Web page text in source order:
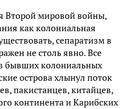
Второй мировой войны,
как колониальная
сепаратизм в
не столь явно. Все
бывших колониальных
острова хлынул поток
пакистанцев, китайцев,
континента и Карибских